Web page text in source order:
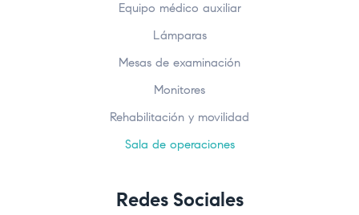
Equipo médico auxiliar
Lámparas
Mesas de examinación
Monitores
Rehabilitación y movilidad
Sala de operaciones
Redes Sociales